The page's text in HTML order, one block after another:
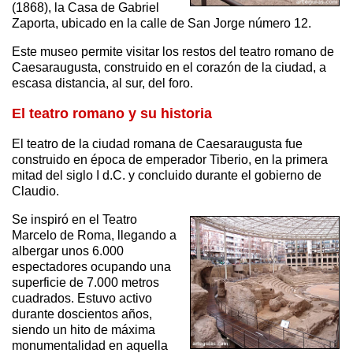
(1868), la Casa de Gabriel
Zaporta, ubicado en la calle de San Jorge número 12.
Este museo permite visitar los restos del teatro romano de
Caesaraugusta, construido en el corazón de la ciudad, a
escasa distancia, al sur, del foro.
El teatro romano y su historia
El teatro de la ciudad romana de Caesaraugusta fue
construido en época de emperador Tiberio, en la primera
mitad del siglo I d.C. y concluido durante el gobierno de
Claudio.
Se inspiró en el Teatro
Marcelo de Roma, llegando a
albergar unos 6.000
espectadores ocupando una
superficie de 7.000 metros
cuadrados. Estuvo activo
durante doscientos años,
siendo un hito de máxima
monumentalidad en aquella